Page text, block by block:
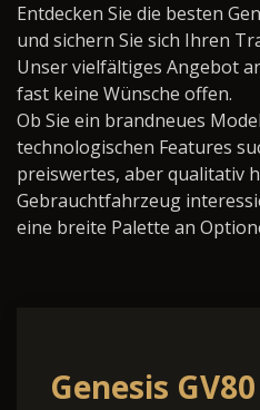
Entdecken Sie die besten
und sichern Sie sich Ihren
Unser vielfältiges Angebot
fast keine Wünsche offen.
Ob Sie ein brandneues
technologischen Features
preiswertes, aber qualitativ
Gebrauchtfahrzeug
eine breite Palette an
Genesis